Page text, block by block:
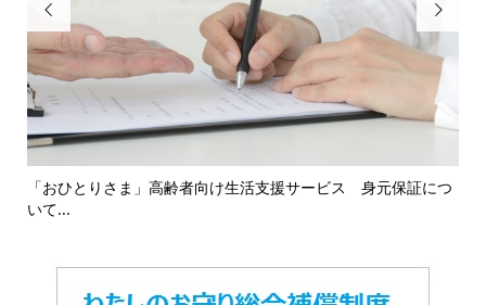

「おひとりさま」高齢者向け生活支援サービス 身元保証につ
いて...
